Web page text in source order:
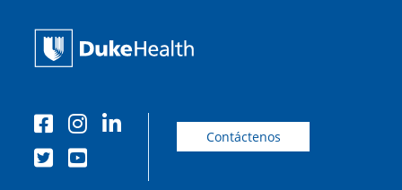
Contáctenos